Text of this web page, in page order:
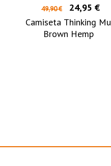
49,90 €
24,95 €
Camiseta Thinking Mu
Brown Hemp